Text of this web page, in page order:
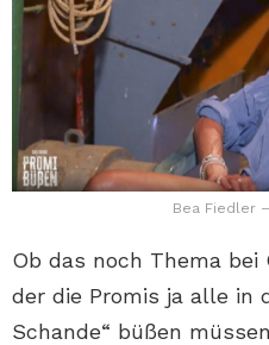
Bea Fiedler
Ob das noch Thema bei
der die Promis ja alle in
Schande“ büßen